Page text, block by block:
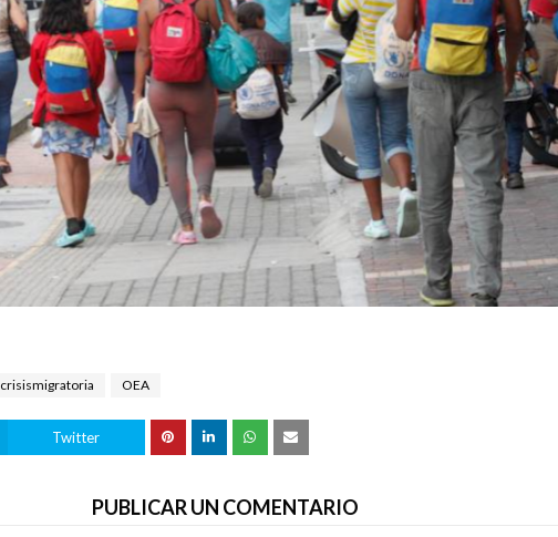
crisismigratoria OEA
Twitter
PUBLICAR UN COMENTARIO